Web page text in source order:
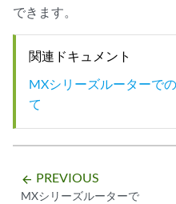
できます。
関連ドキュメント
MXシリーズルーターで
て
arrow_backward PREVIOUS
MXシリーズルーターで